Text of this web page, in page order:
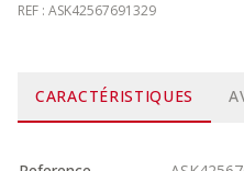
REF : ASK42567691329
CARACTÉRISTIQUES